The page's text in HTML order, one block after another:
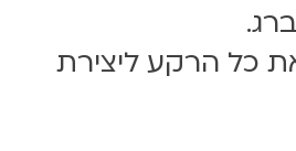
כל הרקע ליצירת